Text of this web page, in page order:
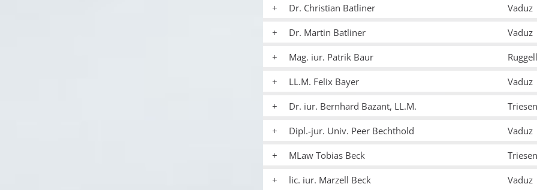
Dr. Christian Batliner Vaduz
Dr. Martin Batliner Vaduz
Mag. iur. Patrik Baur Ruggell
LL.M. Felix Bayer Vaduz
Dr. iur. Bernhard Bazant, LL.M. Triesen
Dipl.-jur. Univ. Peer Bechthold Vaduz
MLaw Tobias Beck Triesen
lic. iur. Marzell Beck Vaduz